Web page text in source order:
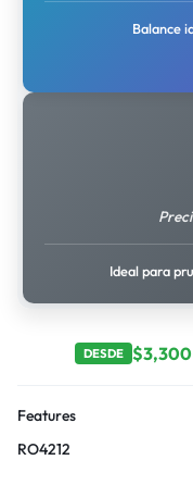
Balance
Ideal para
DESDE $3,300
Features
RO4212